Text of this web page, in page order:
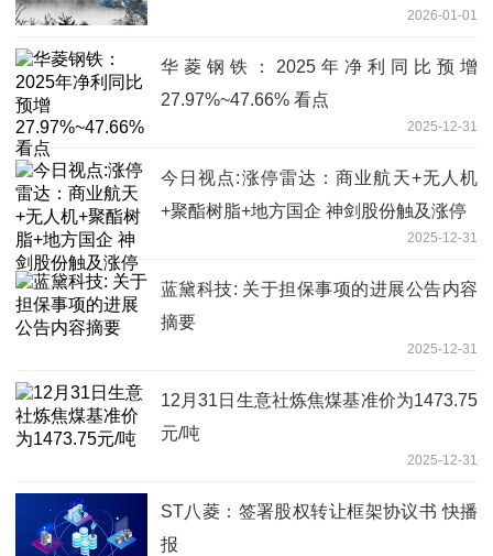
2026-01-01
华菱钢铁：2025年净利同比预增
27.97%~47.66% 看点
2025-12-31
今日视点:涨停雷达：商业航天+无人机
+聚酯树脂+地方国企 神剑股份触及涨停
2025-12-31
蓝黛科技: 关于担保事项的进展公告内容
摘要
2025-12-31
12月31日生意社炼焦煤基准价为1473.75
元/吨
2025-12-31
ST八菱：签署股权转让框架协议书 快播
报